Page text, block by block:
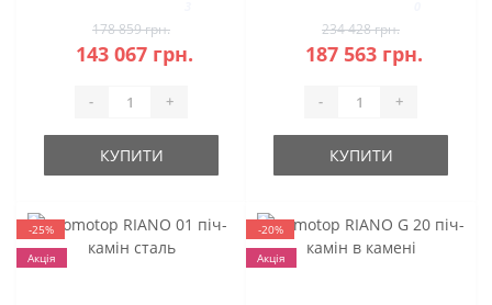
178 859 грн.
143 067 грн.
- +
КУПИТИ
камера)
234 428 грн.
187 563 грн.
- +
КУПИТИ
-25%
Акція
-20%
Акція